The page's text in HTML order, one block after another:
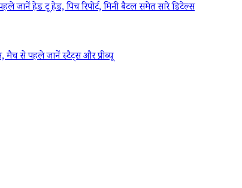
हेड टू हेड, पिच रिपोर्ट, मिनी बैटल समेत सारे डिटेल्स
से पहले जानें स्टैट्स और प्रीव्यू